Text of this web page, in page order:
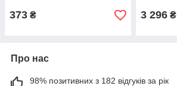
373 ₴ 3 296 ₴
Про нас
98% позитивних з 182 відгуків за рік